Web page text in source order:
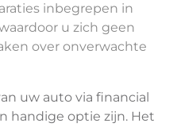
inbegrepen in
u zich geen
over onverwachte
uw auto via financial
handige optie zijn. Het